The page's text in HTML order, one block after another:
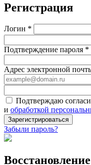
Регистрация
Логин *
Подтверждение пароля *
Адрес электронной
Подтверждаю
и обработкой
Зарегистрироваться
Забыли пароль?